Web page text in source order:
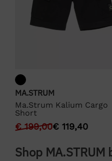
MA.STRUM
Ma.Strum Kalium Cargo
Short
€199,00€ 119,40
Shop MA.STRUM